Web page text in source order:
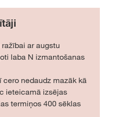
ar augstu
laba N izmantošanas
cero nedaudz mazāk kā
ieteicamā izsējas
termiņos 400 sēklas